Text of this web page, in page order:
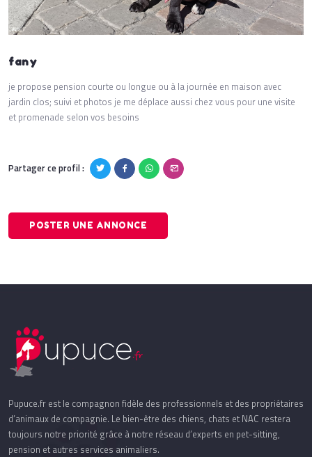
fany
je propose pension courte ou longue ou à la journée en maison avec
jardin clos; suivi et photos je me déplace aussi chez vous pour une visite
et promenade selon vos besoins
Partager ce profil :
POSTER UNE ANNONCE
Pupuce.fr est le compagnon fidèle des professionnels et des propriétaires
d’animaux de compagnie. Le bien-être des chiens, chats et NAC restera
toujours notre priorité grâce à notre réseau d’experts en pet-sitting,
pension et autres services animaliers.